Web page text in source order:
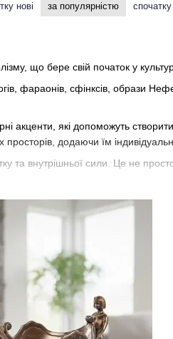
нові за популярністю
що бере свій початок у
фараонів, сфінксів, образи
акценти, які допоможуть
просторів, додаючи їм
та внутрішньої сили. Це не